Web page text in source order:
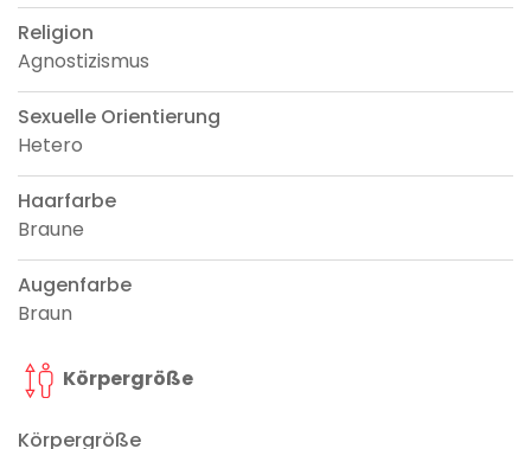
Religion
Agnostizismus
Sexuelle Orientierung
Hetero
Haarfarbe
Braune
Augenfarbe
Braun
Körpergröße
Körpergröße